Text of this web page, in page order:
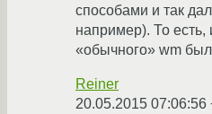
способами и так
например). То есть,
«обычного» wm
Reiner
20.05.2015 07:06:56